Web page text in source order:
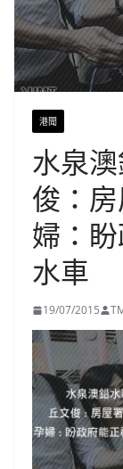
港聞
水泉
俊：
婦：
水車
19/07/2015